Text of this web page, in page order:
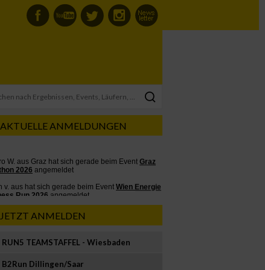
AKTUELLE ANMELDUNGEN
JETZT ANMELDEN
RUN5 TEAMSTAFFEL - Wiesbaden
B2Run Dillingen/Saar